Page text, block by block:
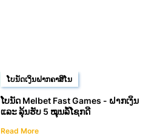
ໂບນັດເງິນຝາກຄາສິໂນ
ໂບນັດ Melbet Fast Games - ຝາກເງິນ
ແລະ ລຸ້ນຮັບ 5 ໝຸນລໍ້ໂຊກດີ
Read More